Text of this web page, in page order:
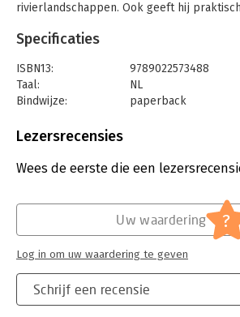
rivierlandschappen. Ook geeft hij
Arjan, bekend van onder andere RTL Late
door de ogen van een hond. Waarom
strand? Waarom houden ze niet van
'Facebooken' ze met elkaar? Ook vertelt
Terwijl de hond lekker uitraast, leer je
waar je doorheen loopt en wat daar
in zijn eerste boek Buiten! weet Arjan met
brengen. Een aanrader voor iedere
Specificaties
ISBN13:
9789022573488
Taal:
NL
Bindwijze:
paperback
Uitgever:
Verschijningsdatum:
17-7-2019
Lezersrecensies
Wees de eerste die een
Schrijf een recensie
Uw waardering ?
Log in om uw waardering te geven